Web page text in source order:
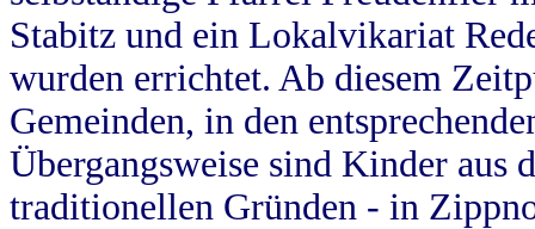
Stabitz und ein Lokalvikariat
wurden errichtet. Ab diesem
Gemeinden, in den
Übergangsweise sind Kinder aus
traditionellen Gründen - in